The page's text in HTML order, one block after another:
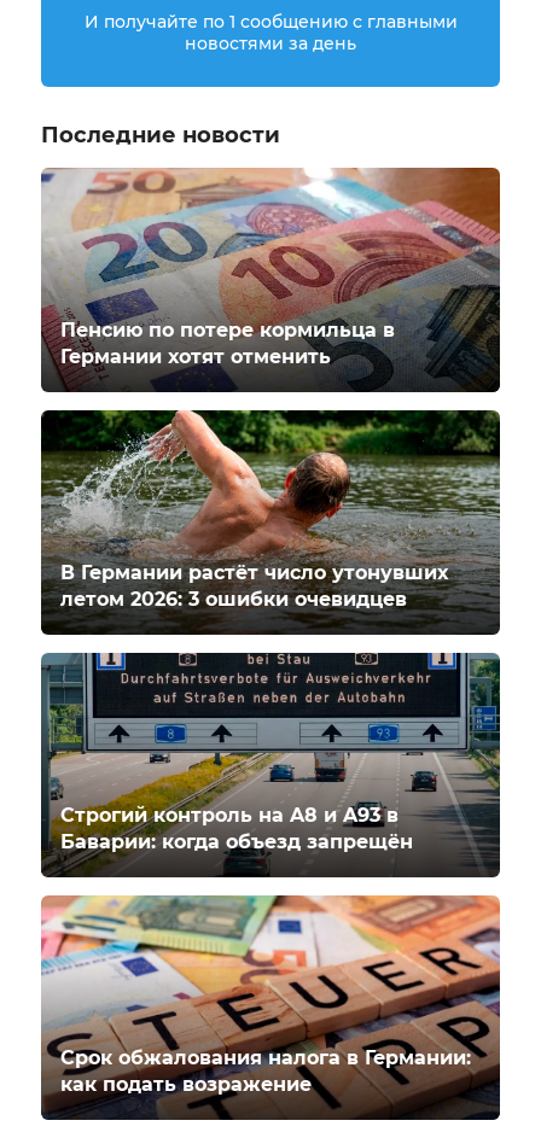
И получайте по 1 сообщению с главными
новостями за день
Последние новости
Пенсию по потере кормильца в
Германии хотят отменить
В Германии растёт число утонувших
летом 2026: 3 ошибки очевидцев
Строгий контроль на A8 и A93 в
Баварии: когда объезд запрещён
Срок обжалования налога в Германии:
как подать возражение